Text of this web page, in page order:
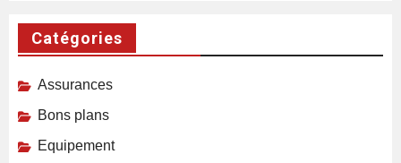
Catégories
Assurances
Bons plans
Equipement